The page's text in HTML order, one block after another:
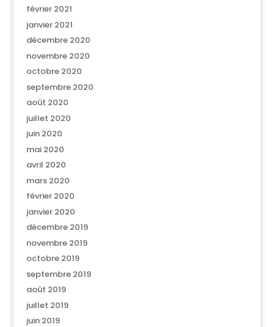
février 2021
janvier 2021
décembre 2020
novembre 2020
octobre 2020
septembre 2020
août 2020
juillet 2020
juin 2020
mai 2020
avril 2020
mars 2020
février 2020
janvier 2020
décembre 2019
novembre 2019
octobre 2019
septembre 2019
août 2019
juillet 2019
juin 2019